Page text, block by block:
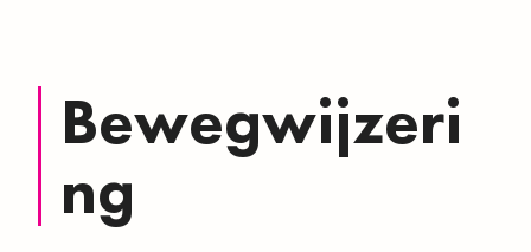
Bewegwijzeri
Ng